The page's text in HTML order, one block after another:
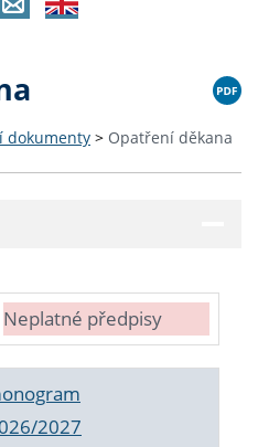
dokumenty > Opatření děkana
Neplatné předpisy
2027